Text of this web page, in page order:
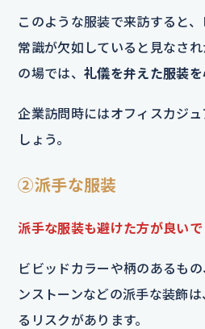
このような服装で来訪すると
常識が欠如していると見なさ
の場では、 礼儀を弁えた服装
企業訪問時にはオフィスカジ
しょう。
②派手な服装
派手な服装も避けた方が良いで
ビビッドカラーや柄のあるも
ンストーンなどの派手な装飾
るリスクがあります。